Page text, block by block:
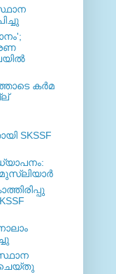
കര്‍മ
SKSSF
ചെയ്തു